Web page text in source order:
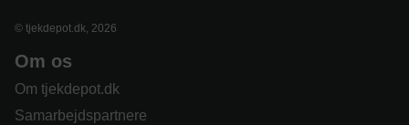
© tjekdepot.dk, 2026
Om os
Om tjekdepot.dk
Samarbejdspartnere